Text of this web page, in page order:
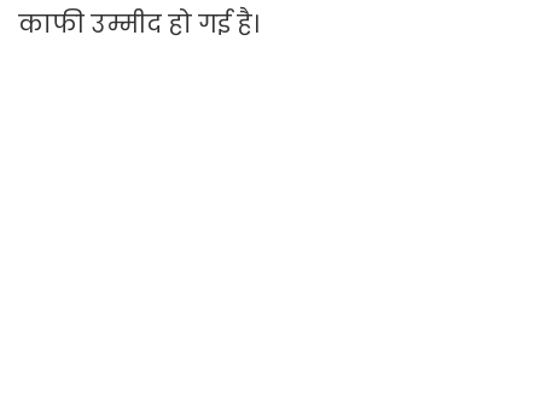
काफी उम्मीद हो गई है।